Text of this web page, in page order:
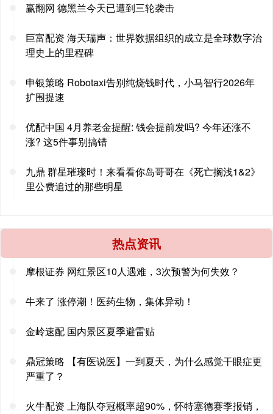
赢翻网 德黑兰今天已遭到三轮袭击
巨富配资 海天瑞声：世界数据组织的成立是全球数字治
理史上的里程碑
申银策略 Robotaxi告别纯烧钱时代，小马智行2026年
扩围提速
优配中国 4月养老金提醒: 钱会提前发吗? 今年还涨不
涨? 这5件事别搞错
九鼎 群星璀璨时！来看看你岛哥哥在《死亡搁浅1&2》
里公费追过的那些明星
热点资讯
摩根证券 网红景区10人遇难，3次预警为何失效？
牛来了 涨停潮！医药生物，集体异动！
金岭速配 国内景区夏季避雷贴
鼎冠策略 【有医说医】一到夏天，为什么感觉干眼症更
严重了？
火牛配资 上海队夺冠概率超90%，怀特塞德赛季报销，